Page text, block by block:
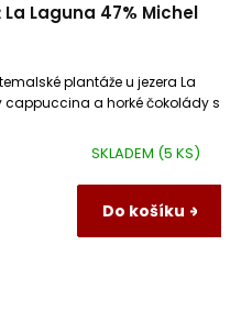
Laguna 47% Michel
SKLADEM (5 KS)
Do košíku
plantáže u jezera La